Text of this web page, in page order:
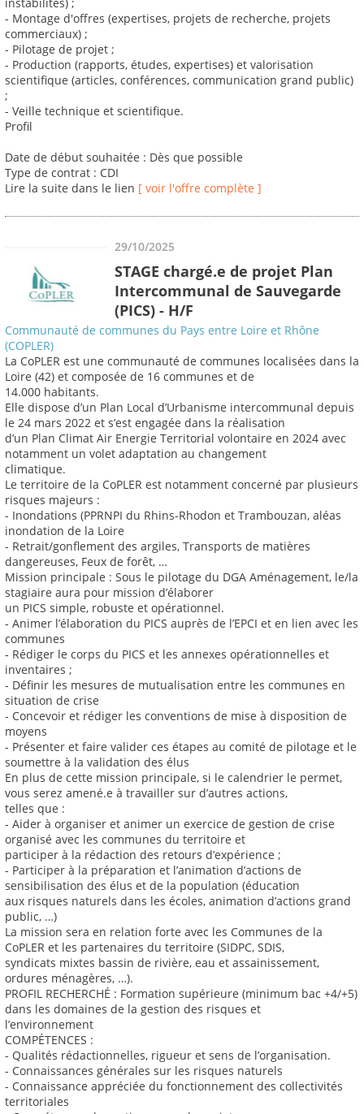
instabilités) ;
- Montage d'offres (expertises, projets de recherche, projets
commerciaux) ;
- Pilotage de projet ;
- Production (rapports, études, expertises) et valorisation
scientifique (articles, conférences, communication grand public)
;
- Veille technique et scientifique.
Profil
Date de début souhaitée : Dès que possible
Type de contrat : CDI
Lire la suite dans le lien [ voir l'offre complète ]
29/10/2025
STAGE chargé.e de projet Plan
Intercommunal de Sauvegarde
(PICS) - H/F
Communauté de communes du Pays entre Loire et Rhône
(COPLER)
La CoPLER est une communauté de communes localisées dans la
Loire (42) et composée de 16 communes et de
14.000 habitants.
Elle dispose d’un Plan Local d’Urbanisme intercommunal depuis
le 24 mars 2022 et s’est engagée dans la réalisation
d’un Plan Climat Air Energie Territorial volontaire en 2024 avec
notamment un volet adaptation au changement
climatique.
Le territoire de la CoPLER est notamment concerné par plusieurs
risques majeurs :
- Inondations (PPRNPI du Rhins-Rhodon et Trambouzan, aléas
inondation de la Loire
- Retrait/gonflement des argiles, Transports de matières
dangereuses, Feux de forêt, …
Mission principale : Sous le pilotage du DGA Aménagement, le/la
stagiaire aura pour mission d’élaborer
un PICS simple, robuste et opérationnel.
‐ Animer l’élaboration du PICS auprès de l’EPCI et en lien avec les
communes
‐ Rédiger le corps du PICS et les annexes opérationnelles et
inventaires ;
‐ Définir les mesures de mutualisation entre les communes en
situation de crise
‐ Concevoir et rédiger les conventions de mise à disposition de
moyens
‐ Présenter et faire valider ces étapes au comité de pilotage et le
soumettre à la validation des élus
En plus de cette mission principale, si le calendrier le permet,
vous serez amené.e à travailler sur d’autres actions,
telles que :
- Aider à organiser et animer un exercice de gestion de crise
organisé avec les communes du territoire et
participer à la rédaction des retours d’expérience ;
- Participer à la préparation et l’animation d’actions de
sensibilisation des élus et de la population (éducation
aux risques naturels dans les écoles, animation d’actions grand
public, …)
La mission sera en relation forte avec les Communes de la
CoPLER et les partenaires du territoire (SIDPC, SDIS,
syndicats mixtes bassin de rivière, eau et assainissement,
ordures ménagères, …).
PROFIL RECHERCHÉ : Formation supérieure (minimum bac +4/+5)
dans les domaines de la gestion des risques et
l’environnement
COMPÉTENCES :
- Qualités rédactionnelles, rigueur et sens de l’organisation.
- Connaissances générales sur les risques naturels
- Connaissance appréciée du fonctionnement des collectivités
territoriales